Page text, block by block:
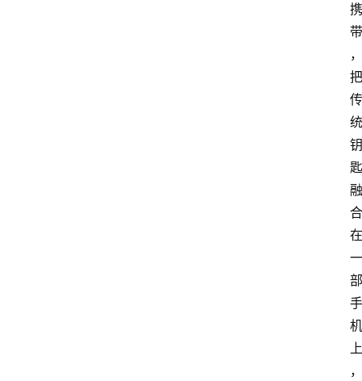
携
带
，
把
传
统
钥
匙
融
合
在
一
部
手
机
上
，